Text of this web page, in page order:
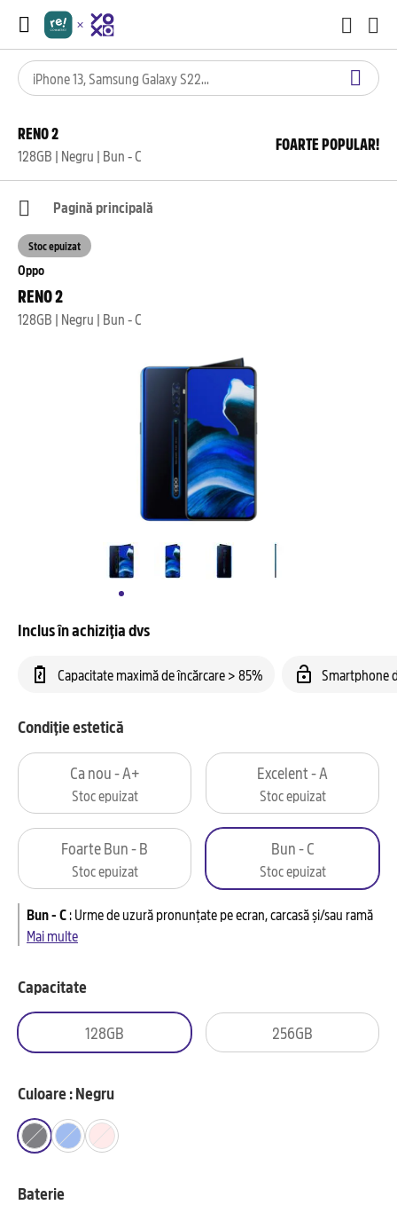
RENO 2
128GB | Negru | Bun - C
FOARTE POPULAR!
Pagină principală
Oppo
RENO 2
128GB | Negru | Bun - C
Stoc epuizat
Inclus în achiziția dvs
Capacitate maximă de încărcare > 85% Smartphone
Condiție estetică
Ca nou - A+
Stoc epuizat
Excelent - A
Stoc epuizat
Foarte Bun - B
Stoc epuizat
Bun - C
Stoc epuizat
Bun - C:Urme de uzură pronunțate pe ecran, carcasă și/sau ramă
Mai multe
Capacitate
128GB 256GB
Culoare : Negru
Baterie